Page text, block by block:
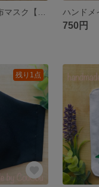
750円
残り1点